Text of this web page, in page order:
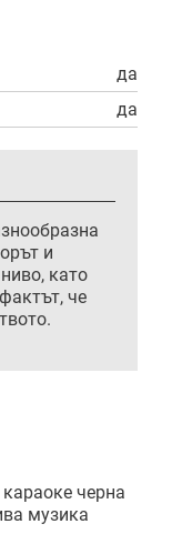
да
да
и
като
че
караоке черна
музика